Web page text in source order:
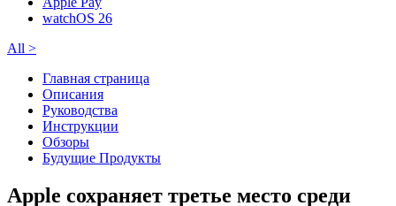
watchOS 26
All >
Главная страница
Описания
Руководства
Инструкции
Обзоры
Будущие Продукты
Apple сохраняет третье место среди